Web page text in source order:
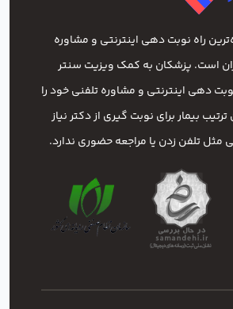
راه نوبت‌ دهی اینترنتی و مشاوره
است. پزشکان به کمک ویزیت سنتر
دهی اینترنتی و مشاوره تلفنی خود را
بیمار برای نوبت گیری از دکتر نیاز
تلفن زدن یا مراجعه حضوری ندارد.